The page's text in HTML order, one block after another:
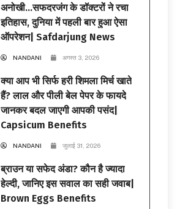
अनोखी…सफदरजंग के डॉक्टरों ने रचा
इतिहास, दुनिया में पहली बार हुआ ऐसा
ऑपरेशन| Safdarjung News
NANDANI अगस्त 3, 2026
क्या आप भी सिर्फ हरी शिमला मिर्च खाते
हैं? लाल और पीली बेल पेपर के फायदे
जानकर बदल जाएगी आपकी पसंद|
Capsicum Benefits
NANDANI जुलाई 31, 2026
ब्राउन या सफेद अंडा? कौन है ज्यादा
हेल्दी, जानिए इस सवाल का सही जवाब|
Brown Eggs Benefits